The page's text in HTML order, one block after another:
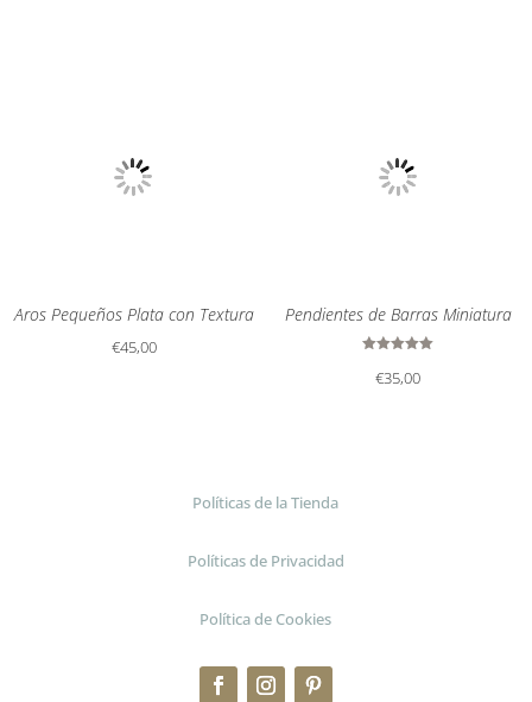
Aros Pequeños Plata con Textura
€45,00
Pendientes de Barras Miniatura
con
5.00
€35,00
Políticas de la Tienda
Políticas de Privacidad
Política de Cookies